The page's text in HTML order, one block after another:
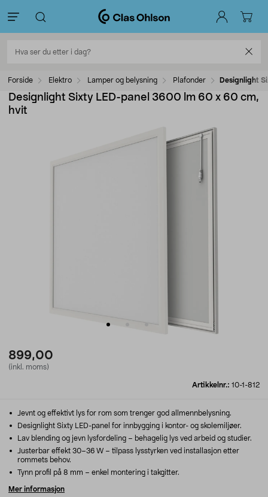
Forside Elektro Lamper og belysning Plafonder Designlight
Designlight Sixty LED-panel 3600 lm 60 x 60 cm,
hvit
899,00
(inkl. moms)
Artikkelnr.: 10-1-812
Jevnt og effektivt lys for rom som trenger god allmennbelysning.
Designlight Sixty LED-panel for innbygging i kontor- og skolemiljøer.
Lav blending og jevn lysfordeling – behagelig lys ved arbeid og studier.
Justerbar effekt 30–36 W – tilpass lysstyrken ved installasjon etter
rommets behov.
Tynn profil på 8 mm – enkel montering i takgitter.
Mer informasjon